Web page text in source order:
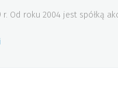
Od roku 2004 jest spółką